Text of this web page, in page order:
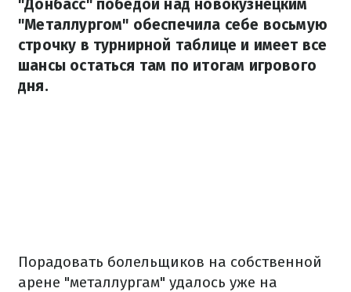
"Донбасс" победой над новокузнецким
"Металлургом" обеспечила себе восьмую
строчку в турнирной таблице и имеет все
шансы остаться там по итогам игрового
дня.
Порадовать болельщиков на собственной
арене "металлургам" удалось уже на